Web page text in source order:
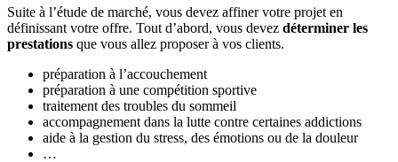
Suite à l’étude de marché, vous devez affiner votre projet en
définissant votre offre. Tout d’abord, vous devez déterminer les
prestations que vous allez proposer à vos clients.
préparation à l’accouchement
préparation à une compétition sportive
traitement des troubles du sommeil
accompagnement dans la lutte contre certaines addictions
aide à la gestion du stress, des émotions ou de la douleur
…